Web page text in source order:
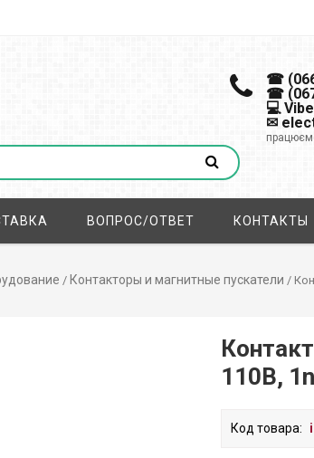
☎
☎
💻
✉
ВОПРОС/ОТВЕТ КОНТАКТЫ
/ Контакторы и магнитные пускатели /
110В,
Код товара: